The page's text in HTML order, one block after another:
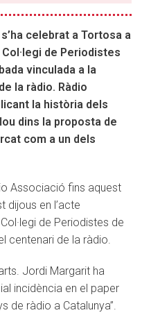
celebrat a Tortosa a
de Periodistes
vinculada a la
la ràdio. Ràdio
la història dels
dins la proposta de
com a un dels
Associació fins aquest
dijous en l’acte
de Periodistes de
centenari de la ràdio.
Jordi Margarit ha
incidència en el paper
de ràdio a Catalunya”.